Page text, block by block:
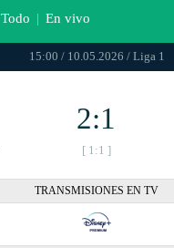
Todo | En vivo
15:00 / 10.05.2026 / Liga 1
2:1
[ 1:1 ]
TRANSMISIONES EN TV